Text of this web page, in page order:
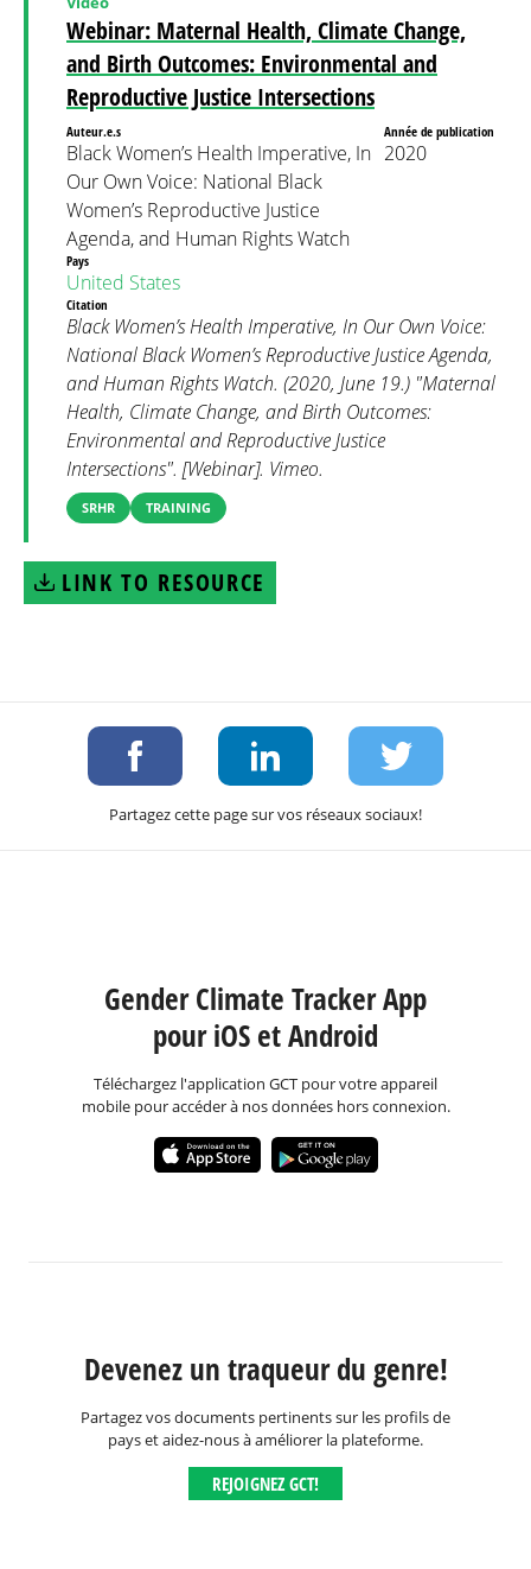
Webinar: Maternal Health, Climate Change,
and Birth Outcomes: Environmental and
Reproductive Justice Intersections
Auteur.e.s
Black Women’s Health Imperative, In
Our Own Voice: National Black
Women’s Reproductive Justice
Agenda, and Human Rights Watch
Année de publication
2020
Pays
United States
Citation
Black Women’s Health Imperative, In Our Own Voice:
National Black Women’s Reproductive Justice Agenda,
and Human Rights Watch. (2020, June 19.) "Maternal
Health, Climate Change, and Birth Outcomes:
Environmental and Reproductive Justice
Intersections". [Webinar]. Vimeo.
SRHR TRAINING
LINK TO RESOURCE
Partagez cette page sur vos réseaux sociaux!
Gender Climate Tracker App
pour iOS et Android
Téléchargez l'application GCT pour votre appareil
mobile pour accéder à nos données hors connexion.
Devenez un traqueur du genre!
Partagez vos documents pertinents sur les profils de
pays et aidez-nous à améliorer la plateforme.
REJOIGNEZ GCT!